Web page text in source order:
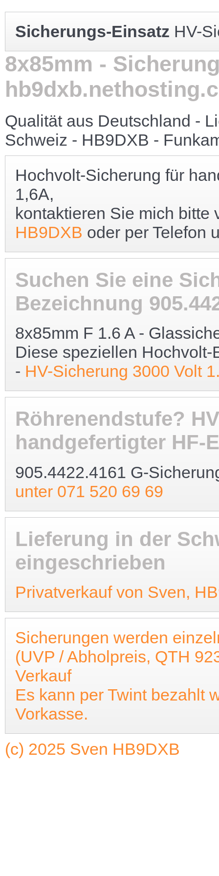
Sicherungs-Einsatz HV-
8x85mm -
Qualität aus Deutschland -
Schweiz - HB9DXB -
Hochvolt-Sicherung für
1,6A,
kontaktieren Sie mich bitte
HB9DXB oder per Telefon
Suchen Sie eine
Bezeichnung
8x85mm F 1.6 A -
Diese speziellen
- HV-Sicherung 3000 Volt
Röhrenendstufe?
handgefertigter HF-
905.4422.4161 G-
unter 071 520 69 69
Lieferung in der
eingeschrieben
Privatverkauf von Sven,
Sicherungen werden
(UVP / Abholpreis, QTH
Verkauf
Es kann per Twint bezahlt
Vorkasse.
(c) 2025 Sven HB9DXB